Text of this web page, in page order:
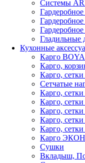
Системы
Гладильные
Кухонные
Карго
Карго,
Карго,
Сетчатые
Карго,
Карго,
Карго,
Карго,
Карго, сетки
Карго
Сушки
Вкладыш,